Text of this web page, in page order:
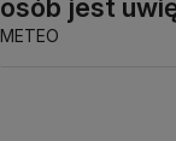
osób jest
METEO